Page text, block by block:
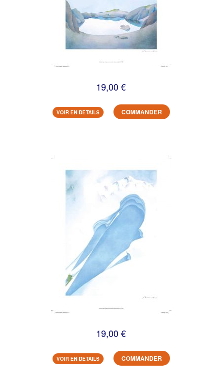
19,00 €
VOIR EN DETAILS COMMANDER
19,00 €
VOIR EN DETAILS COMMANDER